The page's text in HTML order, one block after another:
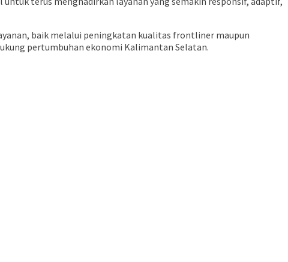
baik melalui peningkatan kualitas frontliner maupun
pertumbuhan ekonomi Kalimantan Selatan.